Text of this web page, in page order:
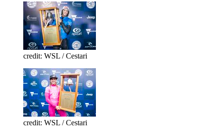
credit: WSL / Cestari
credit: WSL / Cestari